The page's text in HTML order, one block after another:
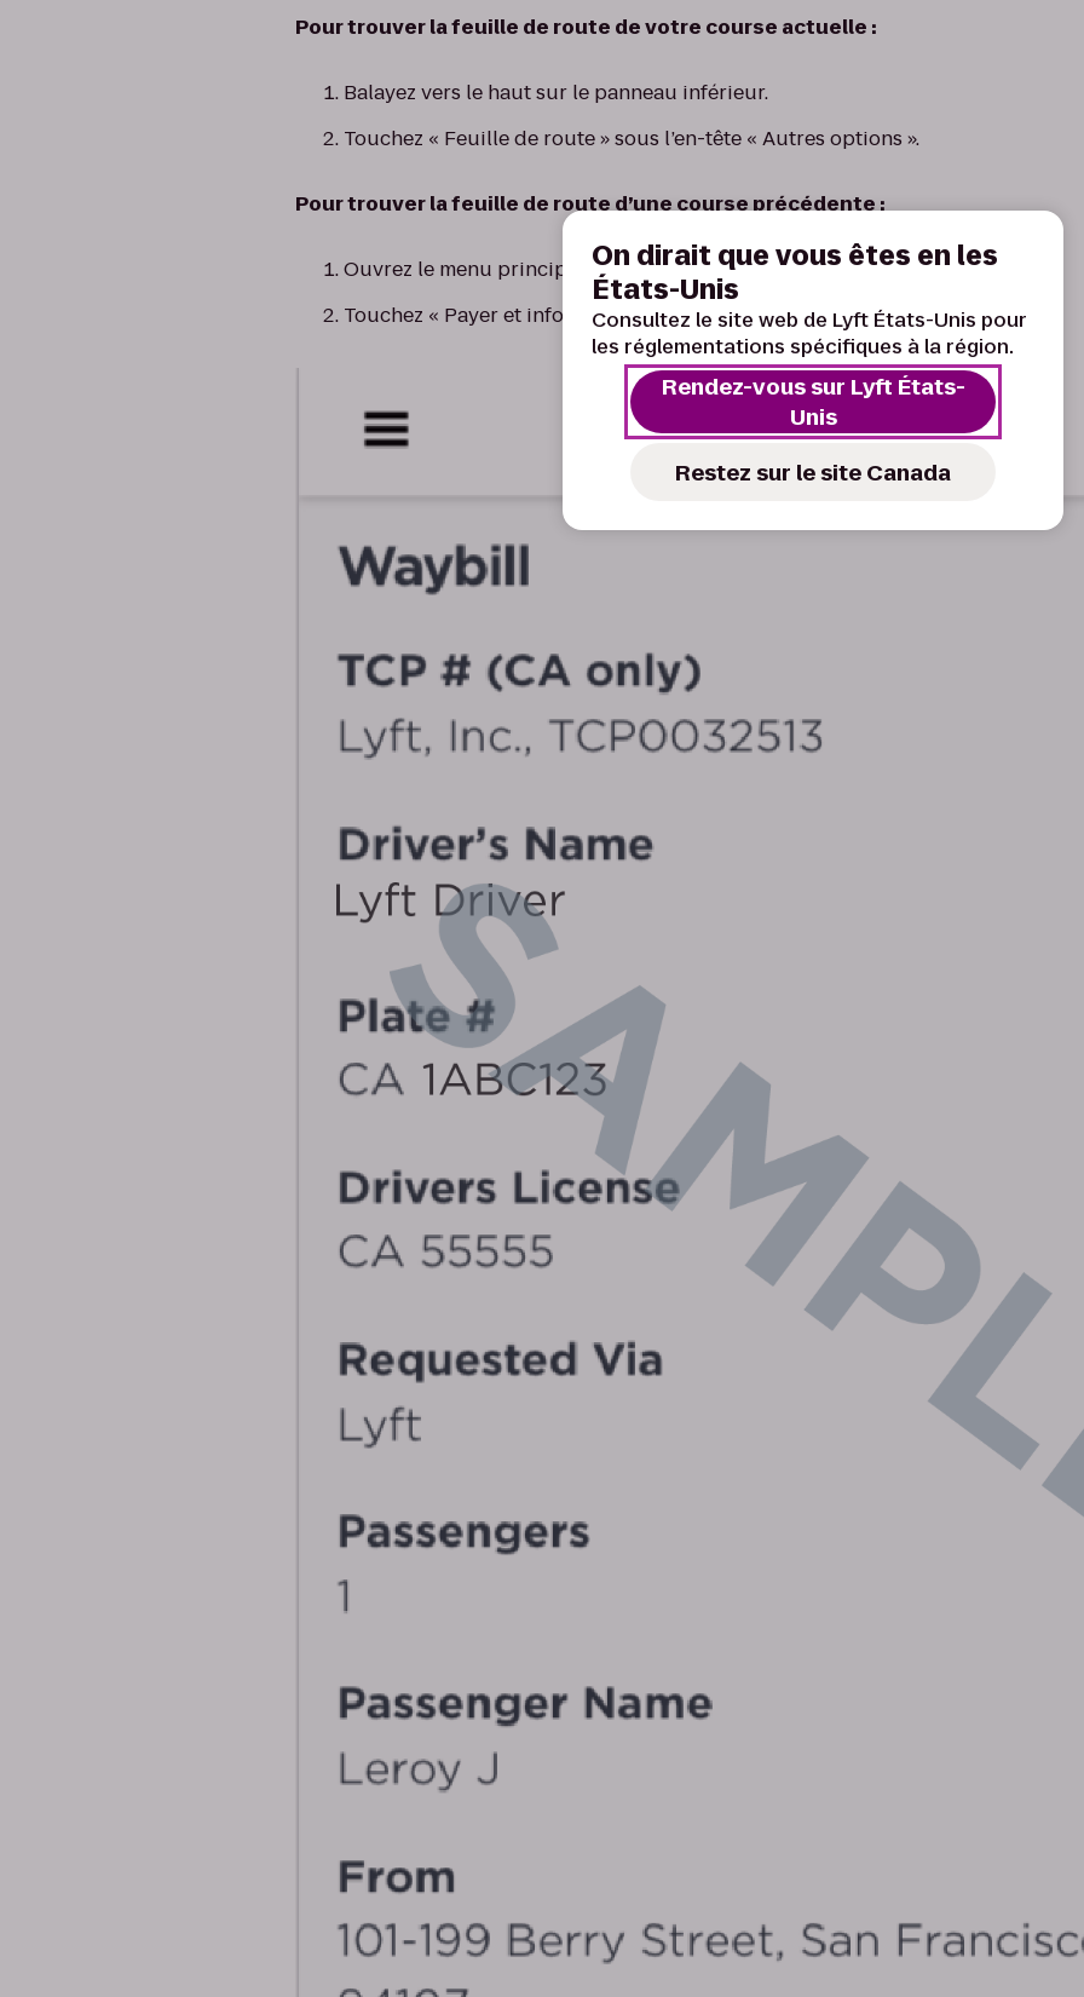
Pour trouver la feuille de route de votre course actuelle :
Balayez vers le haut sur le panneau inférieur.
Touchez « Feuille de route » sous l’en-tête « Autres options ».
Pour trouver la feuille de route d’une course précédente :
Ouvrez le menu principal, puis appuyez sur « Compte ».
Touchez « Payer et informations fiscales », puis « Feuille de route ».
On dirait que vous êtes en les
États-Unis
Consultez le site web de Lyft États-Unis pour
les réglementations spécifiques à la région.
Rendez-vous sur Lyft États-
Unis
Restez sur le site Canada